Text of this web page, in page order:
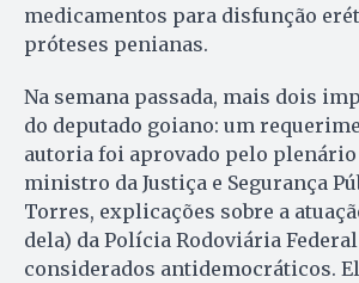
medicamentos para disfunção
próteses penianas.
Na semana passada, mais dois
do deputado goiano: um
autoria foi aprovado pelo
ministro da Justiça e Segurança
Torres, explicações sobre a
dela) da Polícia Rodoviária Federal
considerados antidemocráticos.